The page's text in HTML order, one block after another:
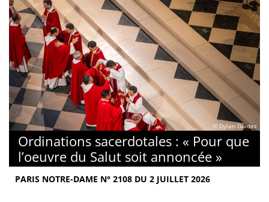
© Dylan Guidez
Ordinations sacerdotales : « Pour que
l’oeuvre du Salut soit annoncée »
PARIS NOTRE-DAME N° 2108 DU 2 JUILLET 2026